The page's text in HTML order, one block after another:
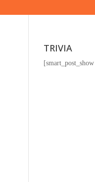
TRIVIA